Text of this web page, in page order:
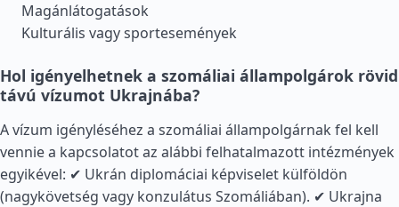
Magánlátogatások
Kulturális vagy sportesemények
Hol igényelhetnek a szomáliai állampolgárok rövid
távú vízumot Ukrajnába?
A vízum igényléséhez a szomáliai állampolgárnak fel kell
vennie a kapcsolatot az alábbi felhatalmazott intézmények
egyikével: ✔ Ukrán diplomáciai képviselet külföldön
(nagykövetség vagy konzulátus Szomáliában). ✔ Ukrajna